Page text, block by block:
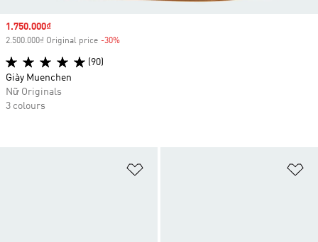
Sale price
1.750.000₫
2.500.000₫ Original price -30%
(90)
Giày Muenchen
Nữ Originals
3 colours